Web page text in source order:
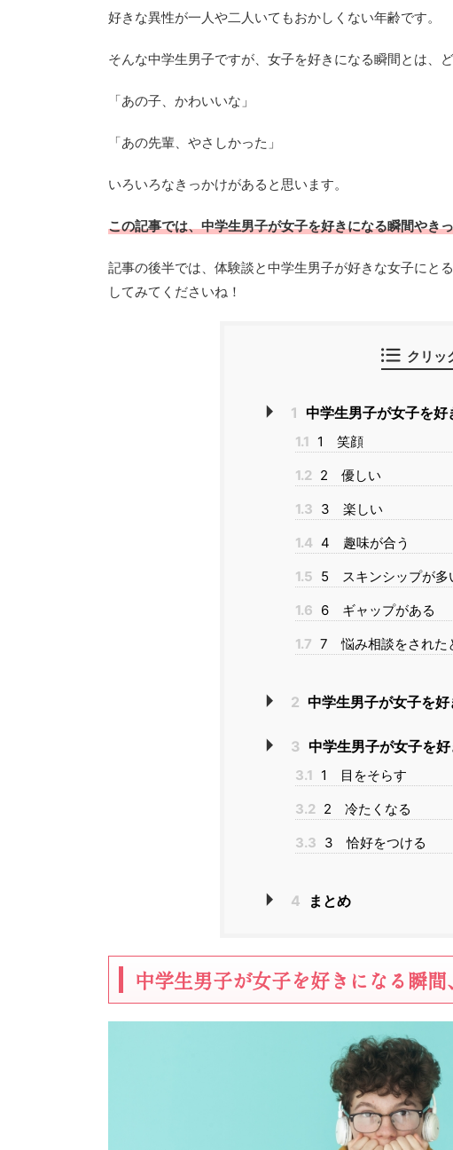
好きな異性が一人や二人いてもおかしくない年齢です。
そんな中学生男子ですが、女子を好きになる瞬間とは、
「あの子、かわいいな」
「あの先輩、やさしかった」
いろいろなきっかけがあると思います。
この記事では、中学生男子が女子を好きになる瞬間やき
記事の後半では、体験談と中学生男子が好きな女子にと
してみてくださいね！
クリッ
1 中学生男子が女子を
1.1 1 笑顔
1.2 2 優しい
1.3 3 楽しい
1.4 4 趣味が合う
1.5 5 スキンシップが多
1.6 6 ギャップがある
1.7 7 悩み相談をされた
2 中学生男子が女子を
3 中学生男子が女子を
3.1 1 目をそらす
3.2 2 冷たくなる
3.3 3 恰好をつける
4 まとめ
中学生男子が女子を好きになる瞬